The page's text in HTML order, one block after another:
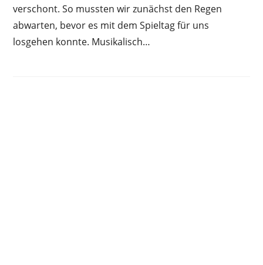
verschont. So mussten wir zunächst den Regen
abwarten, bevor es mit dem Spieltag für uns
losgehen konnte. Musikalisch…